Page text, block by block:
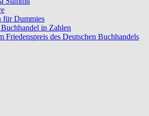
für Dummies
in Zahlen
Friedenspreis des Deutschen Buchhandels